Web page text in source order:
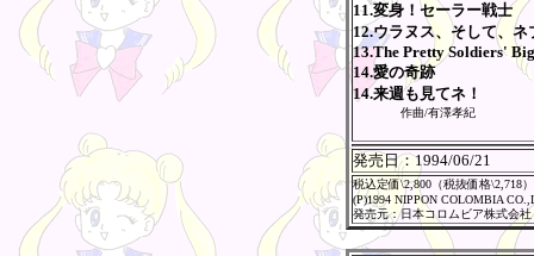
11.変身！セーラー戦士
12.ウラヌス、そして、ネ
13.The Pretty Soldiers'
14.愛の奇跡
14.来週も見てネ！
作曲/有澤孝紀
発売日：1994/06/21
税込定価\2,800（税抜価格\2,718）
(P)1994 NIPPON COLOMBIA
発売元：日本コロムビア株式会社